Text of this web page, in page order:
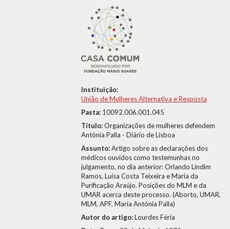
Instituição:
União de Mulheres Alternativa e Resposta
Pasta: 10092.006.001.045
Título:Organizações de mulheres defendem
Antónia Palla - Diário de Lisboa
Assunto:Artigo sobre as declarações dos
médicos ouvidos como testemunhas no
julgamento, no dia anterior: Orlando Lindim
Ramos, Luísa Costa Teixeira e Maria da
Purificação Araújo. Posições do MLM e da
UMAR acerca deste processo. (Aborto, UMAR,
MLM, APF, Maria Antónia Palla)
Autor do artigo:Lourdes Féria